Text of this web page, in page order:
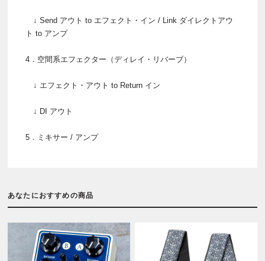
↓ Send アウト to エフェクト・イン / Link ダイレクトアウ
ト to アンプ
4．空間系エフェクター（ディレイ・リバーブ）
↓ エフェクト・アウト to Return イン
↓ DI アウト
5．ミキサー / アンプ
あなたにおすすめの商品